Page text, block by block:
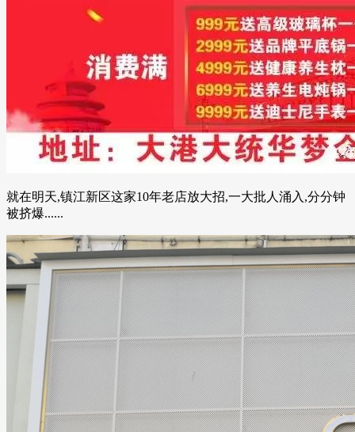
就在明天,镇江新区这家10年老店放大招,一大批人涌入,分分钟
被挤爆......